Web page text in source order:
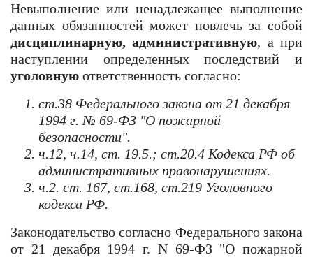
Невыполнение или ненадлежащее выполнение
данных обязанностей может повлечь за собой
дисциплинарную, административную, а при
наступлении определенных последствий и
уголовную ответственность согласно:
ст.38 Федерального закона от 21 декабря
1994 г. № 69-ФЗ "О пожарной
безопасности".
ч.12, ч.14, ст. 19.5.; ст.20.4 Кодекса РФ об
административных правонарушениях.
ч.2. ст. 167, ст.168, ст.219 Уголовного
кодекса РФ.
Законодательство согласно Федерального закона
от 21 декабря 1994 г. N 69-ФЗ "О пожарной